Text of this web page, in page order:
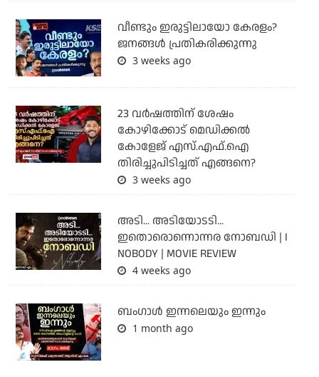
വീണ്ടും ഇരുട്ടിലായോ കേരളം?
ജനങ്ങൾ പ്രതികരിക്കുന്നു
3 weeks ago
23 വർഷത്തിന് ശേഷം
കോഴിക്കോട് മെഡിക്കൽ
കോളേജ് എസ്.എഫ്.ഐ
തിരിച്ചുപിടിച്ചത് എങ്ങനെ?
3 weeks ago
അടി... അടിയോടടി...
ഇതൊരൊന്നൊന്നര നോബഡി | I
NOBODY | MOVIE REVIEW
4 weeks ago
ബംഗാള്‍ ഇന്നലെയും ഇന്നും
1 month ago